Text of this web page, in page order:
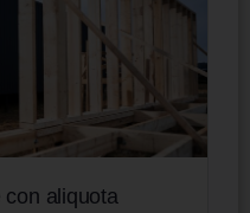
con aliquota